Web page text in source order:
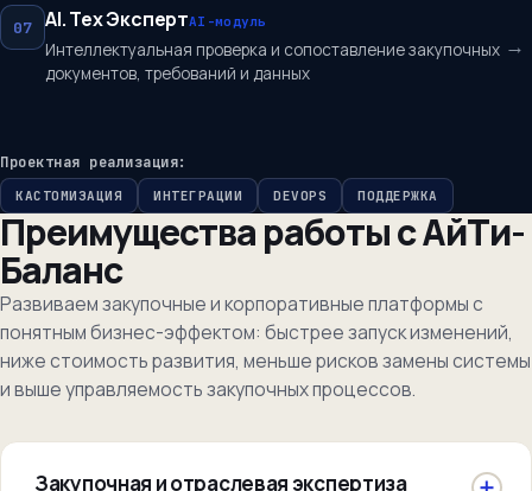
07 AI. Тех ЭкспертAI-модуль
Интеллектуальная проверка и сопоставление закупочных
документов, требований и данных
→
Проектная реализация:
КАСТОМИЗАЦИЯ ИНТЕГРАЦИИ DEVOPS ПОДДЕРЖКА
Преимущества работы с АйТи-
Баланс
Развиваем закупочные и корпоративные платформы с
понятным бизнес-эффектом: быстрее запуск изменений,
ниже стоимость развития, меньше рисков замены системы
и выше управляемость закупочных процессов.
Закупочная и отраслевая экспертиза